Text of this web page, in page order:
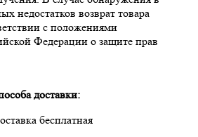
недостатков возврат товара
с положениями
Федерации о защите прав
доставки:
бесплатная